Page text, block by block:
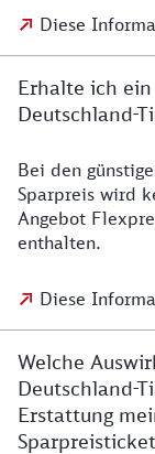
Diese
Erhalte ich
Deutschland-
Bei den
Sparpreis wird
Angebot
enthalten.
Diese
Welche
Deutschland-
Erstattung